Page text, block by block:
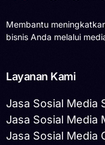
Membantu
bisnis Anda melalui
Layanan Kami
Jasa Sosial Media
Jasa Sosial Media
Jasa Sosial Media